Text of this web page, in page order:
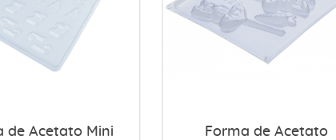
de Acetato Mini
Forma de Acetato